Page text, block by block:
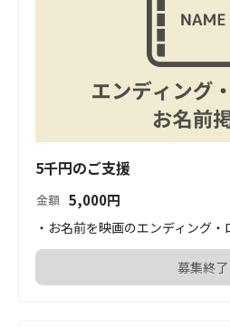
5千円のご支援
金額 5,000円
・お名前を映画のエンディング
募集終了